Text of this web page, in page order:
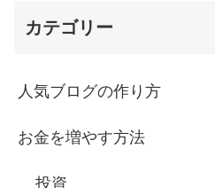
カテゴリー
人気ブログの作り方
お金を増やす方法
投資